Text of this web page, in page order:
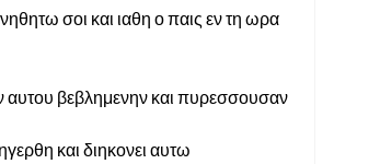
σοι και ιαθη ο παις εν τη ωρα
αυτου βεβλημενην και πυρεσσουσαν
και διηκονει αυτω